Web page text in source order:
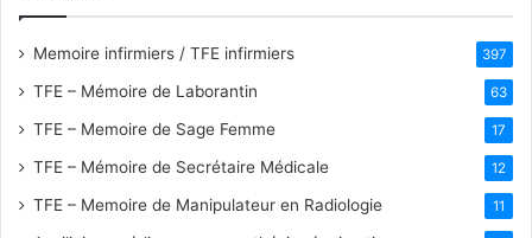
Memoire infirmiers / TFE infirmiers 397
TFE – Mémoire de Laborantin 63
TFE – Memoire de Sage Femme 17
TFE – Mémoire de Secrétaire Médicale 12
TFE – Memoire de Manipulateur en Radiologie 11